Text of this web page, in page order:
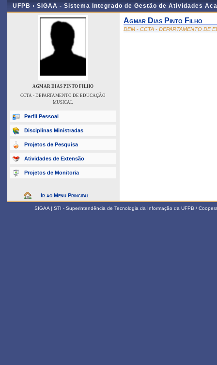
UFPB › SIGAA - Sistema Integrado de Gestão de Atividades
AGMAR DIAS PINTO FILHO
CCTA - DEPARTAMENTO DE EDUCAÇÃO
MUSICAL
Perfil Pessoal
Disciplinas Ministradas
Projetos de Pesquisa
Atividades de Extensão
Projetos de Monitoria
Ir ao Menu Principal
Agmar Dias Pinto Filho
DEM - CCTA - DEPARTAMENTO DE
SIGAA | STI - Superintendência de Tecnologia da Informação da UFPB /